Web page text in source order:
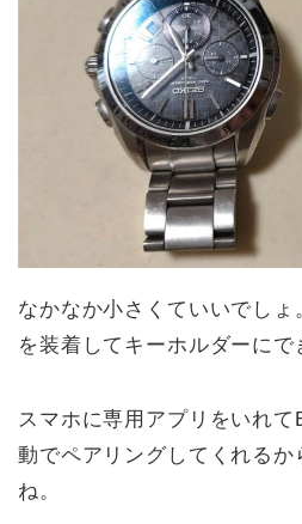
なかなか小さくていいでし
を装着してキーホルダーにで
スマホに専用アプリをいれ
動でペアリングしてくれるか
ね。